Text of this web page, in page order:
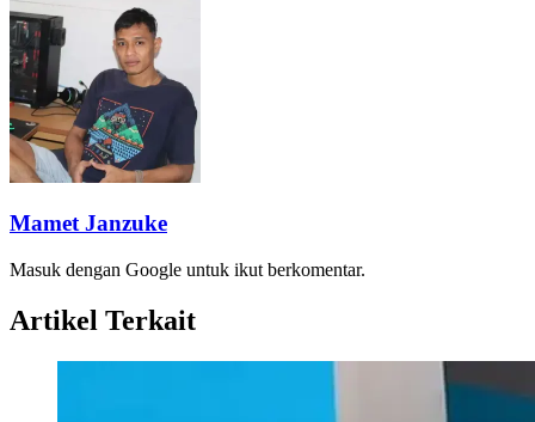
Mamet Janzuke
Masuk dengan Google untuk ikut berkomentar.
Artikel Terkait